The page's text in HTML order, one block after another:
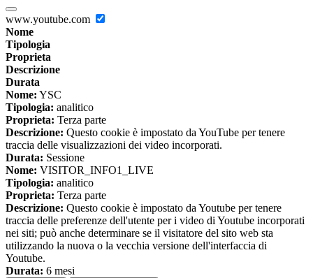
www.youtube.com
Nome
Tipologia
Proprieta
Descrizione
Durata
Nome: YSC
Tipologia: analitico
Proprieta: Terza parte
Descrizione: Questo cookie è impostato da YouTube per tenere
traccia delle visualizzazioni dei video incorporati.
Durata: Sessione
Nome: VISITOR_INFO1_LIVE
Tipologia: analitico
Proprieta: Terza parte
Descrizione: Questo cookie è impostato da Youtube per tenere
traccia delle preferenze dell'utente per i video di Youtube incorporati
nei siti; può anche determinare se il visitatore del sito web sta
utilizzando la nuova o la vecchia versione dell'interfaccia di
Youtube.
Durata: 6 mesi